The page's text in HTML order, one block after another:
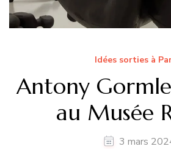
Idées sorties à
Antony
au Musée
3 mars